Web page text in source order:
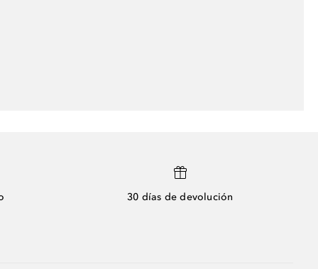
30 días de devolución